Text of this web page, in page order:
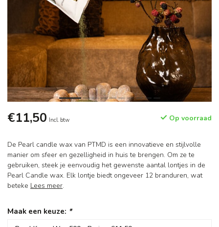
€11,50 Incl. btw Op voorraad
De Pearl candle wax van PTMD is een innovatieve en stijlvolle
manier om sfeer en gezelligheid in huis te brengen. Om ze te
gebruiken, steek je eenvoudig het gewenste aantal lontjes in de
Pearl Candle wax. Elk lontje biedt ongeveer 12 branduren, wat
beteke Lees meer.
Maak een keuze: *